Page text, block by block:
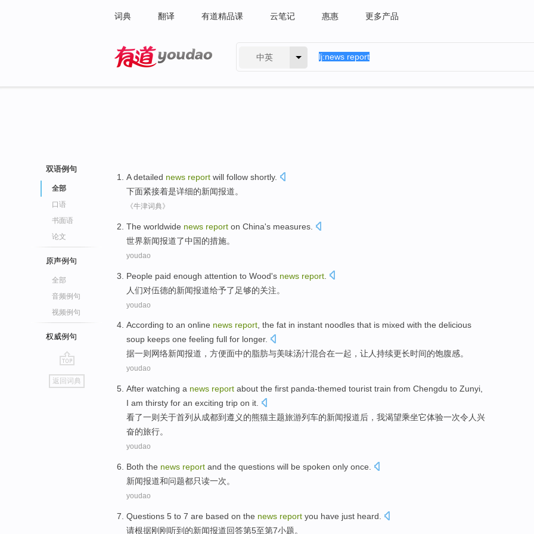
词典 翻译 有道精品课 云笔记 惠惠 更多产品
中英
双语例句
全部
口语
书面语
论文
原声例句
全部
音频例句
视频例句
权威例句
go
top
返回词典
A detailed news report will follow shortly.
下面紧接着是详细的新闻报道。
《牛津词典》
The worldwide news report on China's measures.
世界新闻报道了中国的措施。
youdao
People paid enough attention to Wood's news report
人们对伍德的新闻报道给予了足够的关注。
youdao
According to an online news report, the fat in instant noodles that is mixed with the delicious
soup keeps one feeling full for longer.
据一则网络新闻报道，方便面中的脂肪与美味汤汁混合在一起，让人持续更长时间的饱腹感。
youdao
After watching a news report about the first panda-themed tourist train from Chengdu to Zunyi,
I am thirsty for an exciting trip on it.
看了一则关于首列从成都到遵义的熊猫主题旅游列车的新闻报道后，我渴望乘坐它体验一次令人兴
奋的旅行。
youdao
Both the news report and the questions will be spoken only once
新闻报道和问题都只读一次。
youdao
Questions 5 to 7 are based on the news report you have just heard
请根据刚刚听到 的新闻报道回答第5至第7小题。